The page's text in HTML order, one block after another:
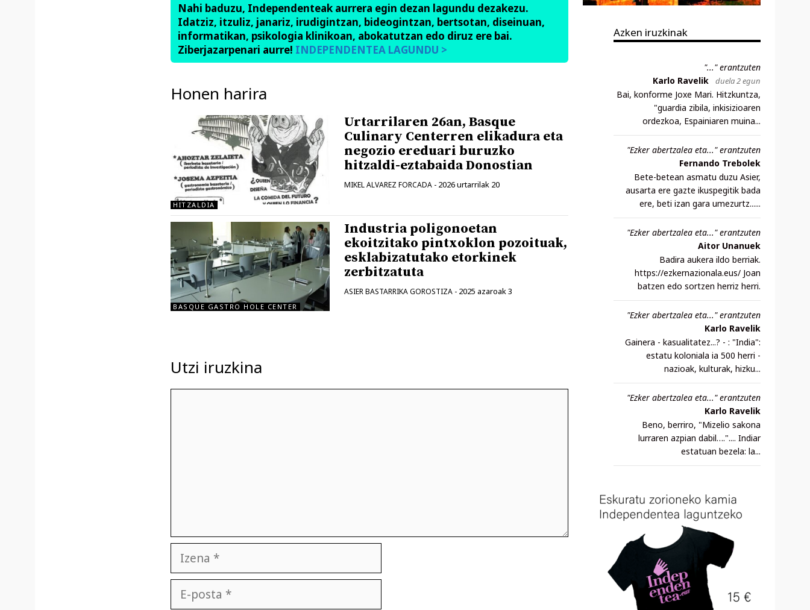
Nahi baduzu, Independenteak aurrera egin dezan lagundu dezakezu.
Idatziz, itzuliz, janariz, irudigintzan, bideogintzan, bertsotan, diseinuan,
informatikan, psikologia klinikoan, abokatutzan edo diruz ere bai.
Ziberjazarpenari aurre! INDEPENDENTEA LAGUNDU >
Honen harira
HITZALDIA
Urtarrilaren 26an, Basque
Culinary Centerren elikadura eta
negozio ereduari buruzko
hitzaldi-eztabaida Donostian
MIKEL ALVAREZ FORCADA - 2026 urtarrilak 20
BASQUE GASTRO HOLE CENTER
Industria poligonoetan
ekoitzitako pintxoklon pozoituak,
esklabizatutako etorkinek
zerbitzatuta
ASIER BASTARRIKA GOROSTIZA - 2025 azaroak 3
Utzi iruzkina
Izena
posta
Azken iruzkinak
"..." erantzuten
Karlo Ravelik
duela 2 egun
Bai, konforme Joxe Mari. Hitzkuntza,
"guardia zibila, inkisizioaren
ordezkoa, Espainiaren muina...
"Ezker abertzalea eta..." erantzuten
Fernando Trebolek
Bete-betean asmatu duzu Asier,
ausarta ere gazte ikuspegitik bada
ere, beti izan gara umezurtz......
"Ezker abertzalea eta..." erantzuten
Aitor Unanuek
Badira aukera ildo berriak.
https://ezkernazionala.eus/ Joan
batzen edo sortzen herriz herri.
"Ezker abertzalea eta..." erantzuten
Karlo Ravelik
Gainera - kasualitatez...? - : "India":
estatu koloniala ia 500 herri -
nazioak, kulturak, hizku...
"Ezker abertzalea eta..." erantzuten
Karlo Ravelik
Beno, berriro, "Mizelio sakona
lurraren azpian dabil….".... Indiar
estatuan bezela: la...